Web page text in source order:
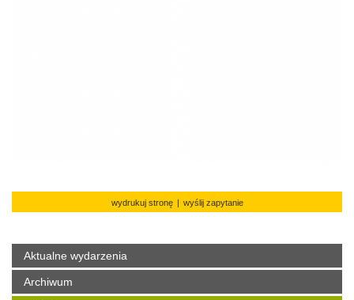
wydrukuj stronę | wyślij zapytanie
Aktualne wydarzenia
Archiwum